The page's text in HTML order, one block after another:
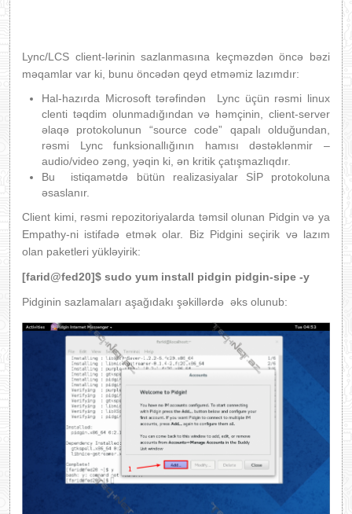
Lync/LCS client-lərinin sazlanmasına keçməzdən öncə bəzi
məqamlar var ki, bunu öncədən qeyd etməmiz lazımdır:
Hal-hazırda Microsoft tərəfindən Lync üçün rəsmi linux
clenti təqdim olunmadığından və həmçinin, client-server
əlaqə protokolunun “source code” qapalı olduğundan,
rəsmi Lync funksionallığının hamısı dəstəklənmir –
audio/video zəng, yəqin ki, ən kritik çatışmazlıqdır.
Bu istiqamətdə bütün realizasiyalar SİP protokoluna
əsaslanır.
Client kimi, rəsmi repozitoriyalarda təmsil olunan Pidgin və ya
Empathy-ni istifadə etmək olar. Biz Pidgini seçirik və lazım
olan paketleri yükləyirik:
[farid@fed20]$ sudo yum install pidgin pidgin-sipe -y
Pidginin sazlamaları aşağıdakı şəkillərdə əks olunub: